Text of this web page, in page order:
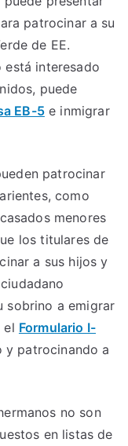
patrocinar a su
de EE.
está interesado
puede
EB-5e inmigrar
patrocinar
como
​​menores
los titulares de
a sus hijos y
sobrino a emigrar
el Formulario I-
y patrocinando a
no son
en listas de